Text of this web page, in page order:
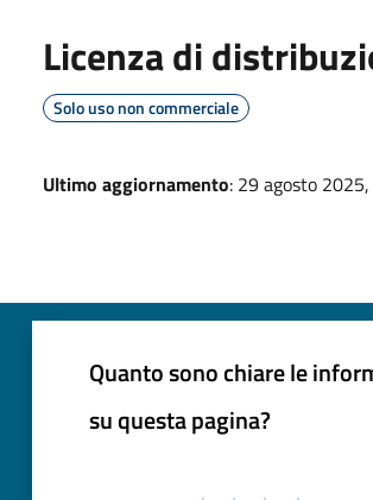
Licenza di
Solo uso non commerciale
Ultimo aggiornamento: 29 agosto
Quanto sono chiare le
su questa pagina?